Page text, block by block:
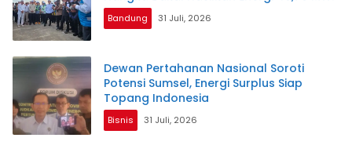
Bandung 31 Juli, 2026
Dewan Pertahanan Nasional Soroti
Potensi Sumsel, Energi Surplus Siap
Topang Indonesia
Bisnis 31 Juli, 2026